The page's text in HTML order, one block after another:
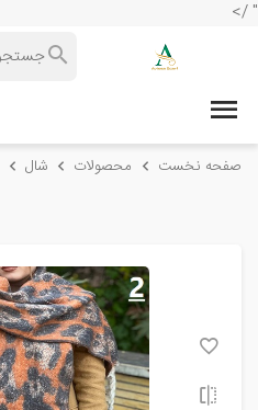
" />
صفحه نخست محصولات شال